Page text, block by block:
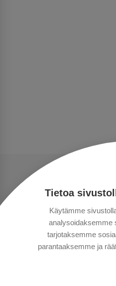
Tietoa
Käytämme
analysoidaksemme
tarjotaksemme
parantaaksemme ja